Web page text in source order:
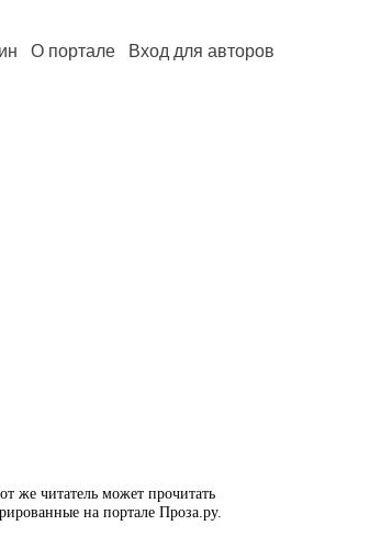
О портале Вход для авторов
же читатель может прочитать
на портале Проза.ру.